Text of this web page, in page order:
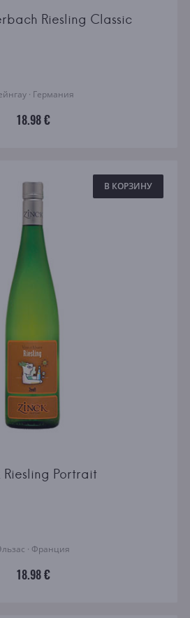
Riesling Classic
· Германия
18.98 €
В КОРЗИНУ
Riesling Portrait
· Франция
18.98 €